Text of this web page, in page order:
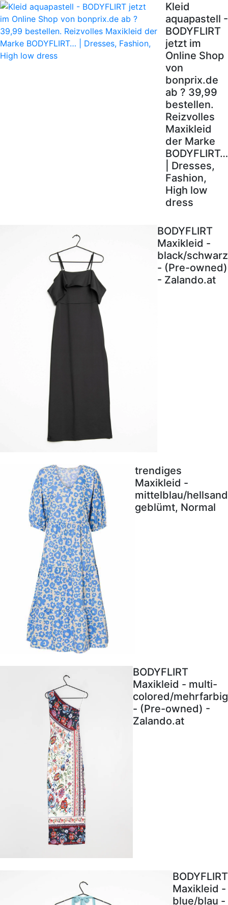
Kleid
aquapastell -
BODYFLIRT
jetzt im
Online Shop
von
bonprix.de
ab ? 39,99
bestellen.
Reizvolles
Maxikleid
der Marke
BODYFLIRT…
| Dresses,
Fashion,
High low
dress
BODYFLIRT
Maxikleid -
black/schwarz
- (Pre-owned)
- Zalando.at
trendiges
Maxikleid -
mittelblau/hellsand
geblümt, Normal
BODYFLIRT
Maxikleid - multi-
colored/mehrfarbig
- (Pre-owned) -
Zalando.at
BODYFLIRT
Maxikleid -
blue/blau -